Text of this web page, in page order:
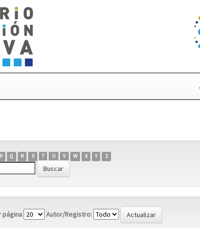
P Q R S T U V W X Y Z
página Autor/Registro: